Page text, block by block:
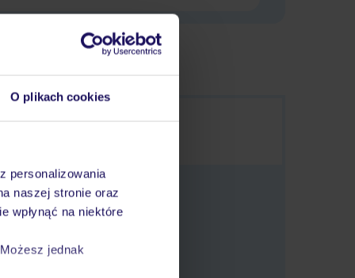
O plikach cookies
personalizowania
naszej stronie oraz
wpłynąć na niektóre
jednak